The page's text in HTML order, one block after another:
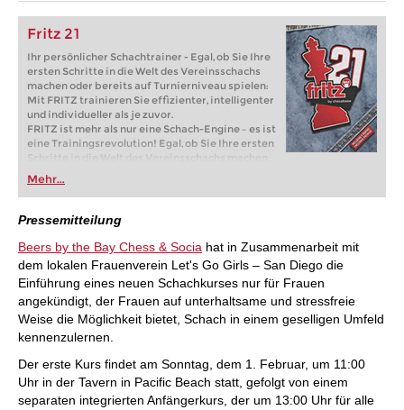
Fritz 21
Ihr persönlicher Schachtrainer - Egal, ob Sie Ihre
ersten Schritte in die Welt des Vereinsschachs
machen oder bereits auf Turnierniveau spielen:
Mit FRITZ trainieren Sie effizienter, intelligenter
und individueller als je zuvor.
FRITZ ist mehr als nur eine Schach-Engine – es ist
eine Trainingsrevolution! Egal, ob Sie Ihre ersten
Schritte in die Welt des Vereinsschachs machen
oder bereits auf Turnierniveau spielen: Mit
FRITZ trainieren Sie effizienter, intelligenter und
individueller als je zuvor.
Mehr...
Pressemitteilung
Beers by the Bay Chess & Socia hat in Zusammenarbeit mit
dem lokalen Frauenverein Let's Go Girls – San Diego die
Einführung eines neuen Schachkurses nur für Frauen
angekündigt, der Frauen auf unterhaltsame und stressfreie
Weise die Möglichkeit bietet, Schach in einem geselligen Umfeld
kennenzulernen.
Der erste Kurs findet am Sonntag, dem 1. Februar, um 11:00
Uhr in der Tavern in Pacific Beach statt, gefolgt von einem
separaten integrierten Anfängerkurs, der um 13:00 Uhr für alle